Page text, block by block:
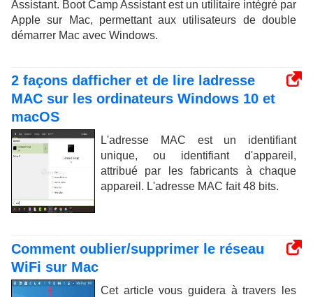
Assistant. Boot Camp Assistant est un utilitaire intégré par
Apple sur Mac, permettant aux utilisateurs de double
démarrer Mac avec Windows.
2 façons dafficher et de lire ladresse
MAC sur les ordinateurs Windows 10 et
macOS
L'adresse MAC est un identifiant
unique, ou identifiant d'appareil,
attribué par les fabricants à chaque
appareil. L'adresse MAC fait 48 bits.
Comment oublier/supprimer le réseau
WiFi sur Mac
Cet article vous guidera à travers les